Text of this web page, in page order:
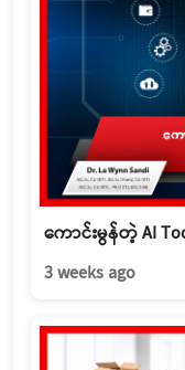
ကောင်းမွန်တဲ့ AI
3 weeks ago